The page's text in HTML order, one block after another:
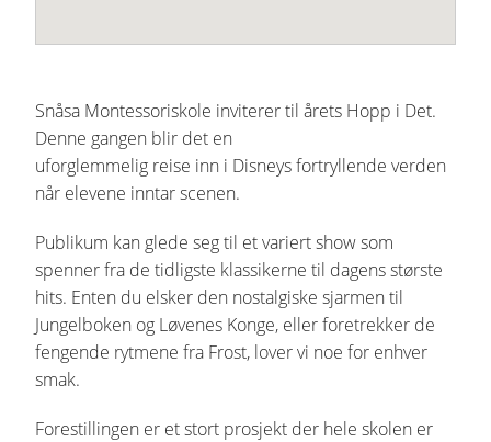
Snåsa Montessoriskole inviterer til årets Hopp i Det.
Denne gangen blir det en
uforglemmelig reise inn i Disneys fortryllende verden
når elevene inntar scenen.
Publikum kan glede seg til et variert show som
spenner fra de tidligste klassikerne til dagens største
hits. Enten du elsker den nostalgiske sjarmen til
Jungelboken og Løvenes Konge, eller foretrekker de
fengende rytmene fra Frost, lover vi noe for enhver
smak.
Forestillingen er et stort prosjekt der hele skolen er